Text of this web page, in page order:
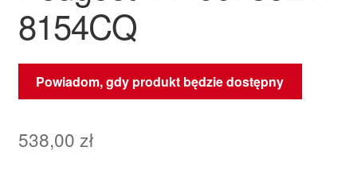
8154CQ
Powiadom, gdy produkt będzie dostępny
538,00 zł